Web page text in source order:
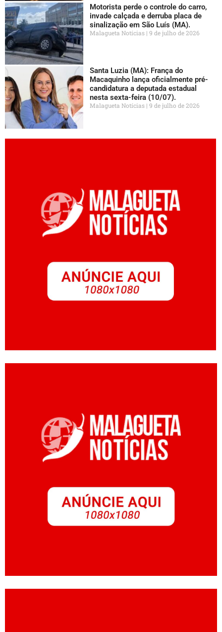
Motorista perde o controle do carro,
invade calçada e derruba placa de
sinalização em São Luís (MA).
Malagueta Notícias 9 de julho de 2026
Santa Luzia (MA): França do
Macaquinho lança oficialmente pré-
candidatura a deputada estadual
nesta sexta-feira (10/07).
Malagueta Notícias 9 de julho de 2026